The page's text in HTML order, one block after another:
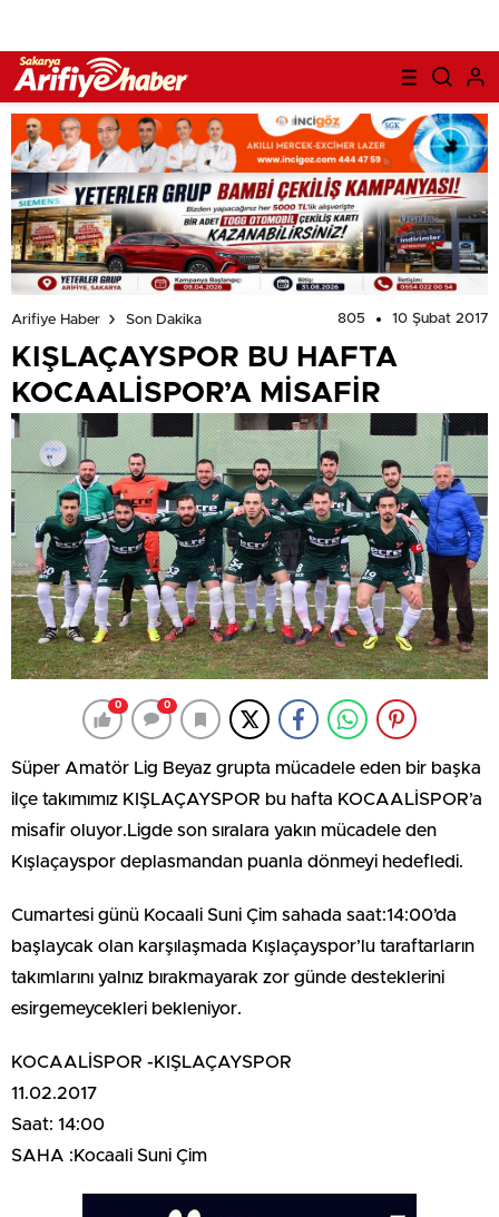
Arifiye Haber Son Dakika 805 10 Şubat 2017
KIŞLAÇAYSPOR BU HAFTA
KOCAALİSPOR’A MİSAFİR
0 0
Süper Amatör Lig Beyaz grupta mücadele eden bir başka
ilçe takımımız KIŞLAÇAYSPOR bu hafta KOCAALİSPOR’a
misafir oluyor.Ligde son sıralara yakın mücadele den
Kışlaçayspor deplasmandan puanla dönmeyi hedefledi.
Cumartesi günü Kocaali Suni Çim sahada saat:14:00’da
başlaycak olan karşılaşmada Kışlaçayspor’lu taraftarların
takımlarını yalnız bırakmayarak zor günde desteklerini
esirgemeycekleri bekleniyor.
KOCAALİSPOR -KIŞLAÇAYSPOR
11.02.2017
Saat: 14:00
SAHA :Kocaali Suni Çim